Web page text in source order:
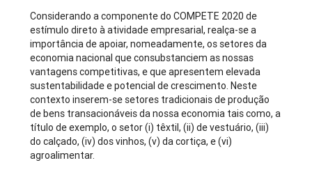
Considerando a componente do COMPETE 2020 de
estímulo direto à atividade empresarial, realça-se a
importância de apoiar, nomeadamente, os setores da
economia nacional que consubstanciem as nossas
vantagens competitivas, e que apresentem elevada
sustentabilidade e potencial de crescimento. Neste
contexto inserem-se setores tradicionais de produção
de bens transacionáveis da nossa economia tais como, a
título de exemplo, o setor (i) têxtil, (ii) de vestuário, (iii)
do calçado, (iv) dos vinhos, (v) da cortiça, e (vi)
agroalimentar.